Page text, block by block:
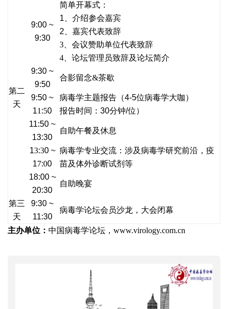
第二
天
9:00 ~
9:30
简单开幕式：
1、介绍参会嘉宾
2、嘉宾代表致辞
3
会议赞助单位代表致辞
4 、论坛管理员致辞及论坛简介
9:30 ~
9:50
合影留念&茶歇
9:50 ~
11 :50
病毒学主题报告（4-5位病毒学大咖）
报告时间：30分钟/位）
11:50 ~
13:30
自助午餐及休息
13:30 ~
17:00
病毒学专业交流：涉及病毒学研究前沿，疫
苗及体外诊断试剂等
18:00 ~
20:30
自助晚宴
第三
天
9:30 ~
11:30
病毒学论坛会员沙龙，大会闭幕
主办单位： 中国病毒学论坛， www.virology.com.cn